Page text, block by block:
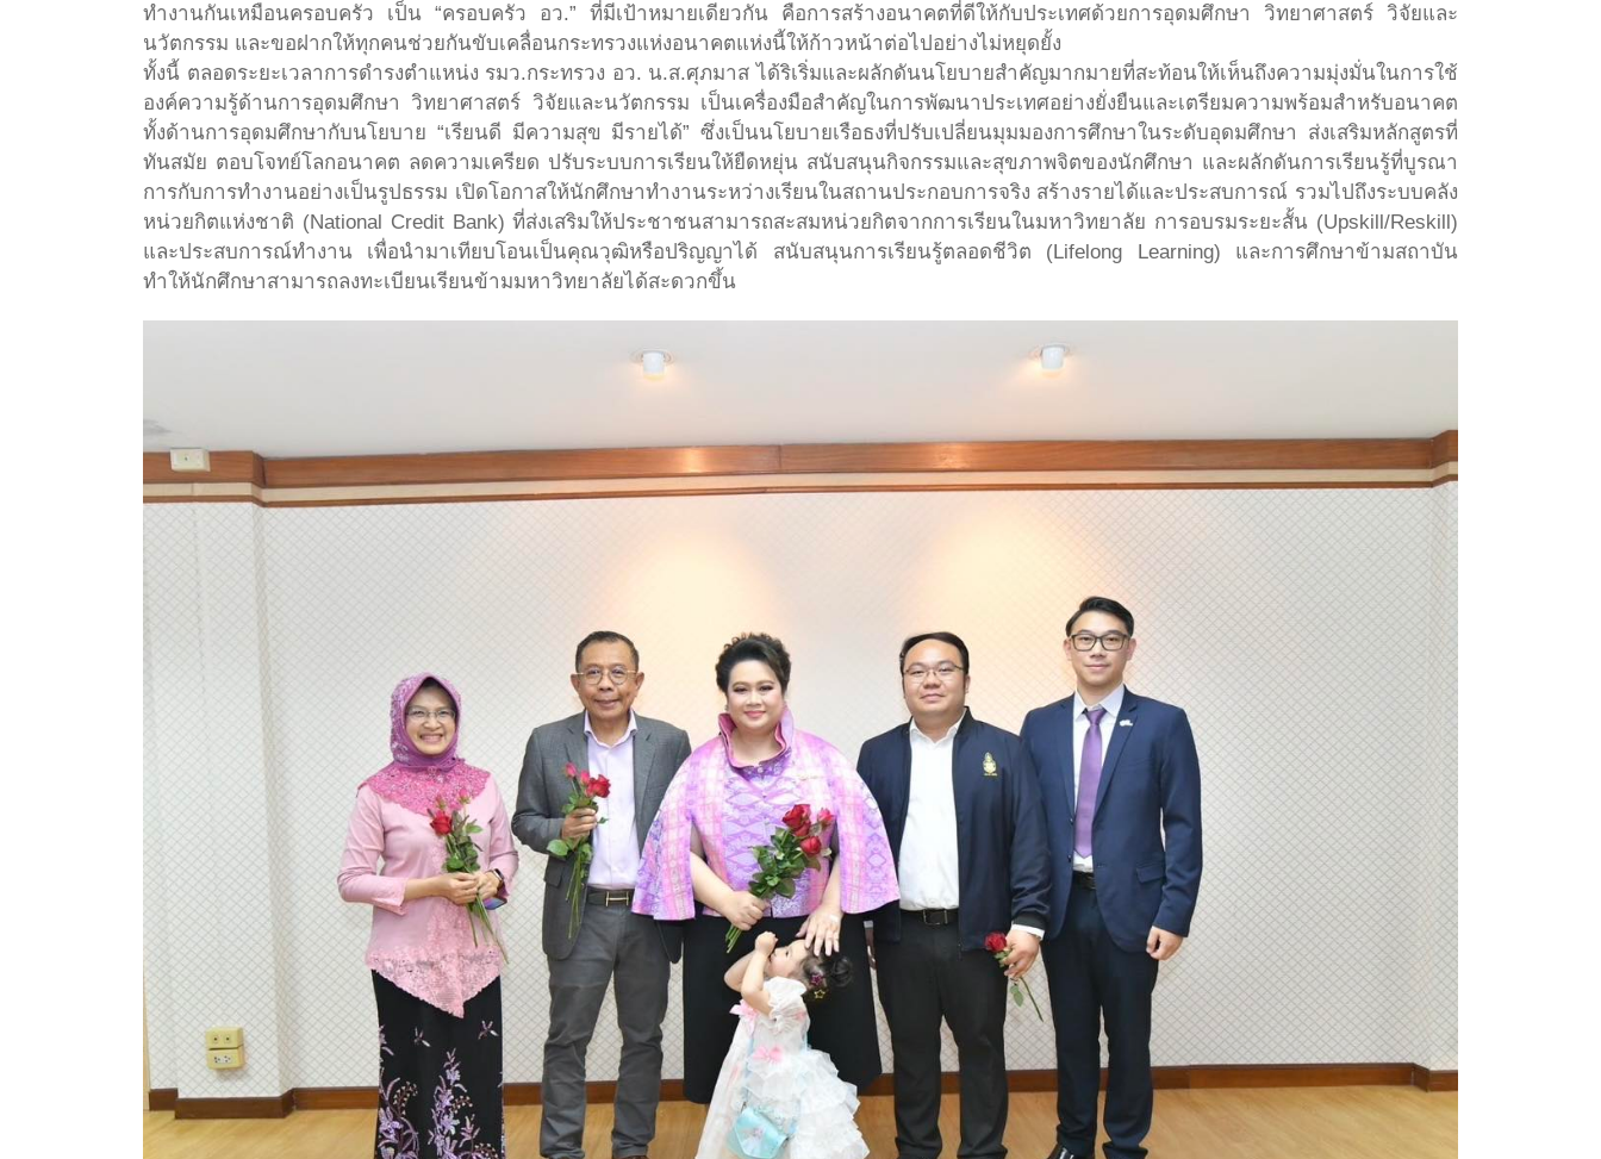
ทำงานกันเหมือนครอบครัว เป็น “ครอบครัว อว.” ที่มีเป้าหมายเดียวกัน คือการสร้างอนาคตที่ดีให้กับประเทศด้วยการอุดมศึกษา วิทยาศาสตร์ วิจัยและ
นวัตกรรม และขอฝากให้ทุกคนช่วยกันขับเคลื่อนกระทรวงแห่งอนาคตแห่งนี้ให้ก้าวหน้าต่อไปอย่างไม่หยุดยั้ง
ทั้งนี้ ตลอดระยะเวลาการดำรงตำแหน่ง รมว.กระทรวง อว. น.ส.ศุภมาส ได้ริเริ่มและผลักดันนโยบายสำคัญมากมายที่สะท้อนให้เห็นถึงความมุ่งมั่นในการใช้
องค์ความรู้ด้านการอุดมศึกษา วิทยาศาสตร์ วิจัยและนวัตกรรม เป็นเครื่องมือสำคัญในการพัฒนาประเทศอย่างยั่งยืนและเตรียมความพร้อมสำหรับอนาคต
ทั้งด้านการอุดมศึกษากับนโยบาย “เรียนดี มีความสุข มีรายได้” ซึ่งเป็นนโยบายเรือธงที่ปรับเปลี่ยนมุมมองการศึกษาในระดับอุดมศึกษา ส่งเสริมหลักสูตรที่
ทันสมัย ตอบโจทย์โลกอนาคต ลดความเครียด ปรับระบบการเรียนให้ยืดหยุ่น สนับสนุนกิจกรรมและสุขภาพจิตของนักศึกษา และผลักดันการเรียนรู้ที่บูรณา
การกับการทำงานอย่างเป็นรูปธรรม เปิดโอกาสให้นักศึกษาทำงานระหว่างเรียนในสถานประกอบการจริง สร้างรายได้และประสบการณ์ รวมไปถึงระบบคลัง
หน่วยกิตแห่งชาติ (National Credit Bank) ที่ส่งเสริมให้ประชาชนสามารถสะสมหน่วยกิตจากการเรียนในมหาวิทยาลัย การอบรมระยะสั้น (Upskill/Reskill)
และประสบการณ์ทำงาน เพื่อนำมาเทียบโอนเป็นคุณวุฒิหรือปริญญาได้ สนับสนุนการเรียนรู้ตลอดชีวิต (Lifelong Learning) และการศึกษาข้ามสถาบัน
ทำให้นักศึกษาสามารถลงทะเบียนเรียนข้ามมหาวิทยาลัยได้สะดวกขึ้น